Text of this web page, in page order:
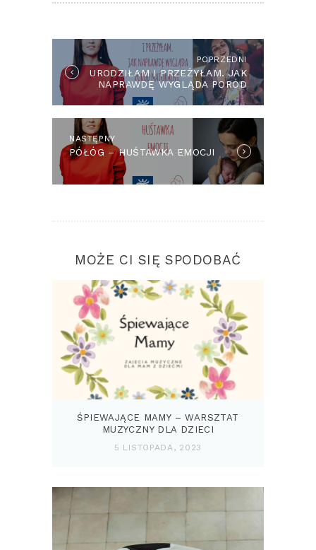
POPRZEDNIPrevious
post:
URODZIŁAM I PRZEŻYŁAM. JAK
NAPRAWDĘ WYGLĄDA PORÓD
NATURALNY?
NASTĘPNY
post:
PÓŁÓG – HUŚTAWKA EMOCJI
MOŻE CI SIĘ SPODOBAĆ
ŚPIEWAJĄCE MAMY – WARSZTAT
MUZYCZNY DLA DZIECI
5 LISTOPADA, 2023